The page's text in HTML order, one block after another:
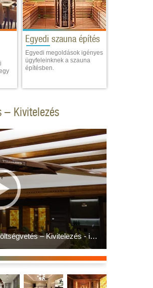
Egyedi szauna építés
Egyedi megoldások igényes
ügyfeleinknek a szauna
építésben.
– Kivitelezés
Belsőépítészet - Tervezés – Költségvetés – Kivitelezés - iSauna Design Kft